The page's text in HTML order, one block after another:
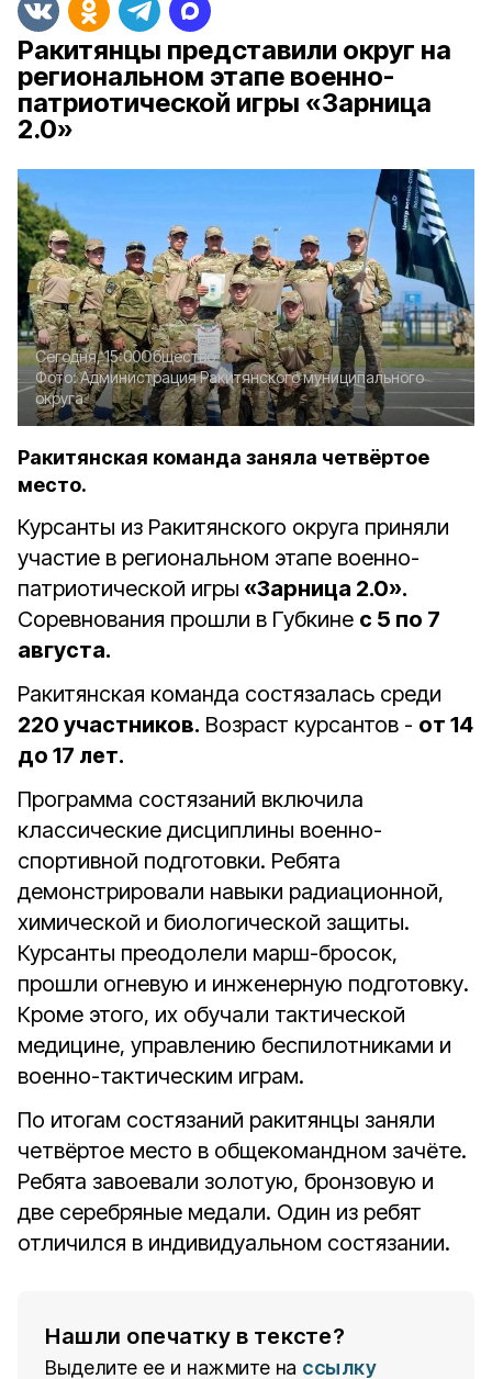
Ракитянцы представили округ на
региональном этапе военно-
патриотической игры «Зарница
2.0»
Сегодня, 15:00Общество
Фото:Администрация Ракитянского муниципального
округа
Ракитянская команда заняла четвёртое
место.
Курсанты из Ракитянского округа приняли
участие в региональном этапе военно-
патриотической игры «Зарница 2.0».
Соревнования прошли в Губкине с 5 по 7
августа.
Ракитянская команда состязалась среди
220 участников. Возраст курсантов - от 14
до 17 лет.
Программа состязаний включила
классические дисциплины военно-
спортивной подготовки. Ребята
демонстрировали навыки радиационной,
химической и биологической защиты.
Курсанты преодолели марш-бросок,
прошли огневую и инженерную подготовку.
Кроме этого, их обучали тактической
медицине, управлению беспилотниками и
военно-тактическим играм.
По итогам состязаний ракитянцы заняли
четвёртое место в общекомандном зачёте.
Ребята завоевали золотую, бронзовую и
две серебряные медали. Один из ребят
отличился в индивидуальном состязании.
Нашли опечатку в тексте?
Выделите ее и нажмите на ссылку